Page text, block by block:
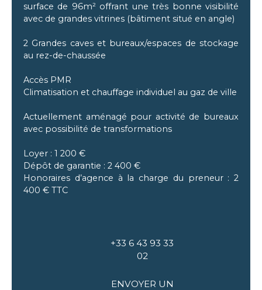
surface de 96m² offrant une très bonne visibilité
avec de grandes vitrines (bâtiment situé en angle)
2 Grandes caves et bureaux/espaces de stockage
au rez-de-chaussée
Accès PMR
Climatisation et chauffage individuel au gaz de ville
Actuellement aménagé pour activité de bureaux
avec possibilité de transformations
Loyer : 1 200 €
Dépôt de garantie : 2 400 €
Honoraires d’agence à la charge du preneur : 2
400 € TTC
+33 6 43 93 33
02
ENVOYER UN